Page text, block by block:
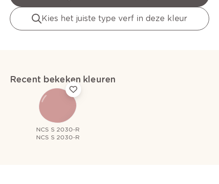
Kies het juiste type verf in deze kleur
Recent bekeken kleuren
NCS S 2030-R
NCS S 2030-R